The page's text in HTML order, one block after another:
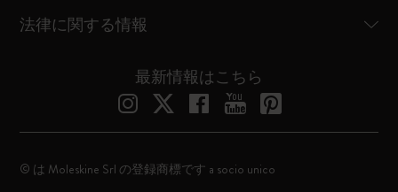
法律に関する情報
最新情報はこちら
© は Moleskine Srl の登録商標です a socio unico